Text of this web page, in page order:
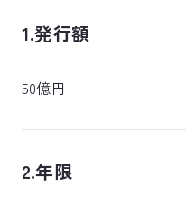
1.発行額
50億円
2.年限